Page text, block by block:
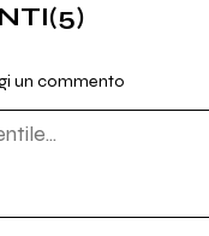
(5)
un commento